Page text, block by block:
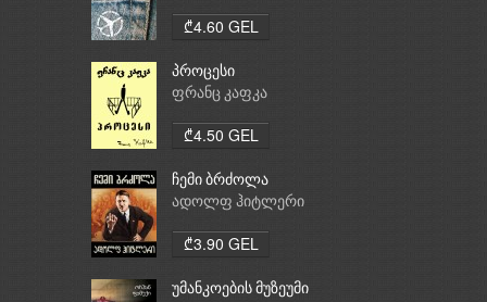
₾4.60 GEL
პროცესი
ფრანც კაფკა
₾4.50 GEL
ჩემი ბრძოლა
ადოლფ ჰიტლერი
₾3.90 GEL
უმანკოების მუზეუმი